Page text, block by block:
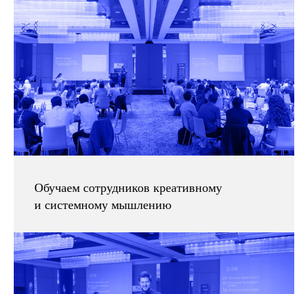
Обучаем сотрудников креативному
и системному мышлению
Карты ТРИЗ